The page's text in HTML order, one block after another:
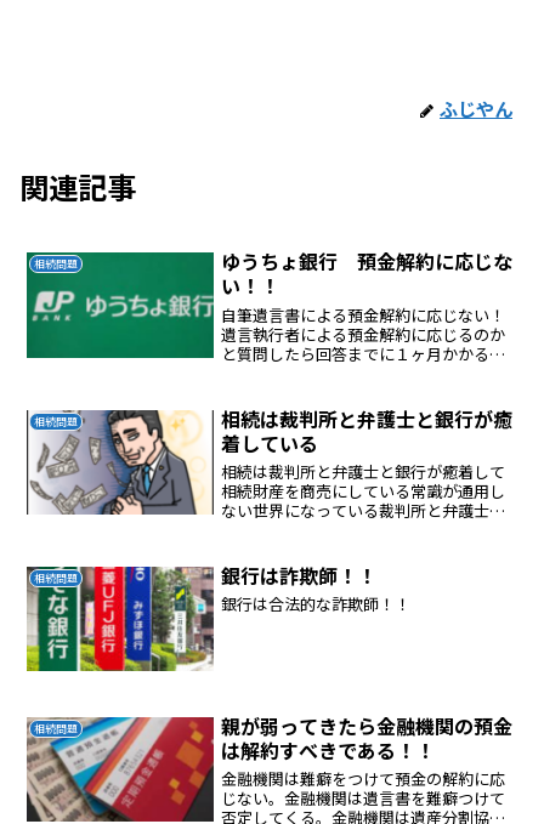
ふじやん
関連記事
相続問題
ゆうちょ銀行 預金解約に応じな
い！！
自筆遺言書による預金解約に応じない！
遺言執行者による預金解約に応じるのか
と質問したら回答までに１ヶ月かかると
としか考えられない！！法律違反！！！
相続問題
相続は裁判所と弁護士と銀行が癒
着している
相続は裁判所と弁護士と銀行が癒着して
相続財産を商売にしている常識が通用し
ない世界になっている裁判所と弁護士と
相続問題 銀行は詐欺師！！
銀行は合法的な詐欺師！！
相続問題
親が弱ってきたら金融機関の預金
は解約すべきである！！
金融機関は難癖をつけて預金の解約に応
じない。金融機関は遺言書を難癖つけて
否定してくる。金融機関は遺産分割協議